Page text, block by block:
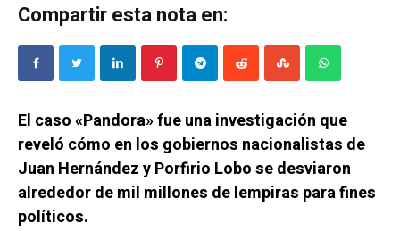
Compartir esta nota en:
El caso «Pandora» fue una investigación que
reveló cómo en los gobiernos nacionalistas de
Juan Hernández y Porfirio Lobo se desviaron
alrededor de mil millones de lempiras para fines
políticos.